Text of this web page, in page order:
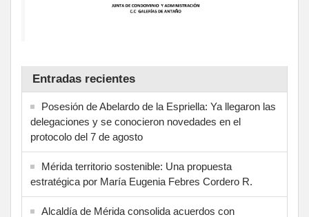
Entradas recientes
Posesión de Abelardo de la Espriella: Ya llegaron las
delegaciones y se conocieron novedades en el
protocolo del 7 de agosto
Mérida territorio sostenible: Una propuesta
estratégica por María Eugenia Febres Cordero R.
Alcaldía de Mérida consolida acuerdos con